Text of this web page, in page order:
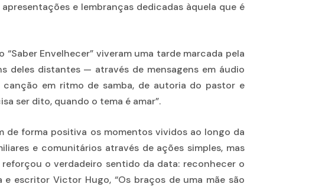
e lembranças dedicadas àquela que é
Envelhecer” viveram uma tarde marcada pela
deles distantes — através de mensagens em áudio
em ritmo de samba, de autoria do pastor e
ser dito, quando o tema é amar”.
de forma positiva os momentos vividos ao longo da
e comunitários através de ações simples, mas
o verdadeiro sentido da data: reconhecer o
e escritorVictor Hugo, “Os braços de uma mãe são